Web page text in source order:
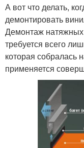
А вот что делать,
демонтировать
Демонтаж натяжных
требуется всего
которая собралась
применяется